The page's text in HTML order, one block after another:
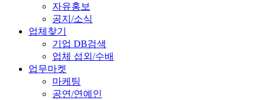
자유홍보
공지/소식
업체찾기
기업 DB검색
업체 섭외/수배
업무마켓
마케팅
공연/연예인